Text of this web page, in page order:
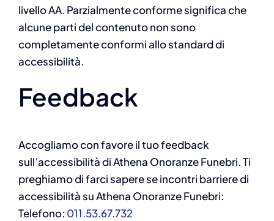
livello AA. Parzialmente conforme significa che
alcune parti del contenuto non sono
completamente conformi allo standard di
accessibilità.
Feedback
Accogliamo con favore il tuo feedback
sull’accessibilità di Athena Onoranze Funebri. Ti
preghiamo di farci sapere se incontri barriere di
accessibilità su Athena Onoranze Funebri:
Telefono: 011.53.67.732